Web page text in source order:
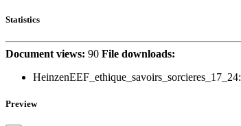
Statistics
Document views: 90 File downloads:
HeinzenEEF_ethique_savoirs_sorcieres_17_24:
Preview